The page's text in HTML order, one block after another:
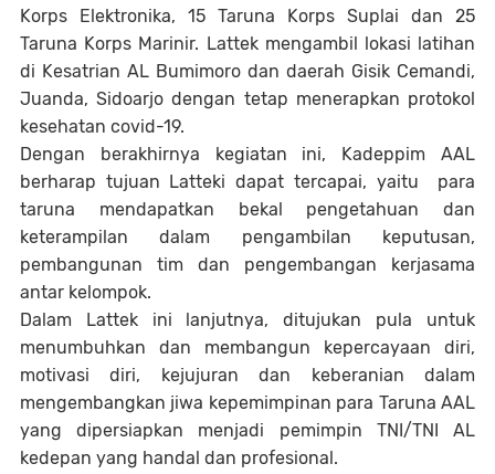
Korps Elektronika, 15 Taruna Korps Suplai dan 25
Taruna Korps Marinir. Lattek mengambil lokasi latihan
di Kesatrian AL Bumimoro dan daerah Gisik Cemandi,
Juanda, Sidoarjo dengan tetap menerapkan protokol
kesehatan covid-19.
Dengan berakhirnya kegiatan ini, Kadeppim AAL
berharap tujuan Latteki dapat tercapai, yaitu para
taruna mendapatkan bekal pengetahuan dan
keterampilan dalam pengambilan keputusan,
pembangunan tim dan pengembangan kerjasama
antar kelompok.
Dalam Lattek ini lanjutnya, ditujukan pula untuk
menumbuhkan dan membangun kepercayaan diri,
motivasi diri, kejujuran dan keberanian dalam
mengembangkan jiwa kepemimpinan para Taruna AAL
yang dipersiapkan menjadi pemimpin TNI/TNI AL
kedepan yang handal dan profesional.